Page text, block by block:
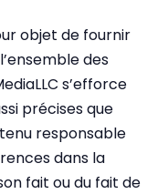
objet de fournir
des
s’efforce
précises que
responsable
dans la
fait ou du fait de